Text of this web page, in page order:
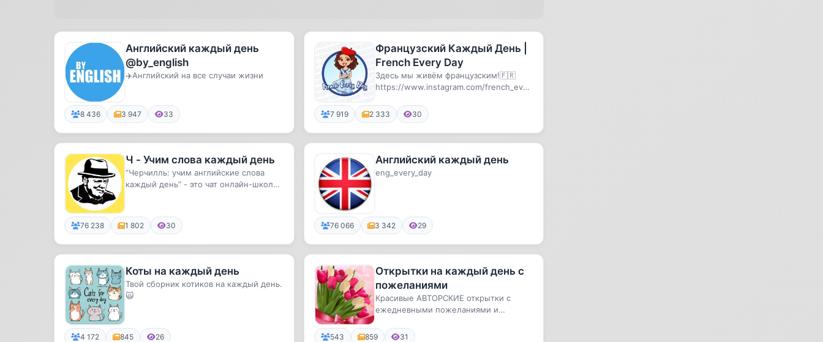
Английский каждый день
@by_english
✈️Английский на все случаи жизни
8 436 3 947 33
Французский Каждый День |
French Every Day
Здесь мы живём французским!🇫🇷
https://www.instagram.com/french_ever
7 919 2 333 30
Ч - Учим слова каждый день
“Черчилль: учим английские слова
каждый день” - это чат онлайн-школы
76 238 1 802 30
Английский каждый день
eng_every_day
76 066 3 342 29
Коты на каждый день
Твой сборник котиков на каждый день.
🙀
4 172 845 26
Открытки на каждый день с
пожеланиями
Красивые АВТОРСКИЕ открытки с
ежедневными пожеланиями и
543 859 31